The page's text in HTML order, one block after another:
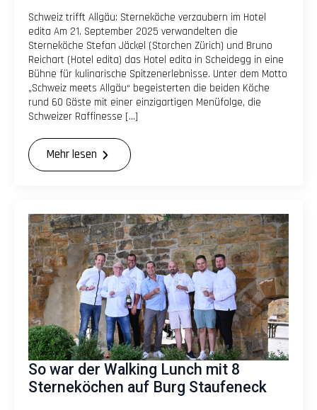
Schweiz trifft Allgäu: Sterneköche verzaubern im Hotel
edita Am 21. September 2025 verwandelten die
Sterneköche Stefan Jäckel (Storchen Zürich) und Bruno
Reichart (Hotel edita) das Hotel edita in Scheidegg in eine
Bühne für kulinarische Spitzenerlebnisse. Unter dem Motto
„Schweiz meets Allgäu“ begeisterten die beiden Köche
rund 60 Gäste mit einer einzigartigen Menüfolge, die
Schweizer Raffinesse […]
Mehr lesen
So war der Walking Lunch mit 8
Sterneköchen auf Burg Staufeneck